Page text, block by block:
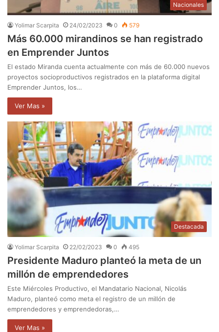
Nacionales
Yolimar Scarpita 24/02/2023 0 579
Más 60.000 mirandinos se han registrado
en Emprender Juntos
El estado Miranda cuenta actualmente con más de 60.000 nuevos
proyectos socioproductivos registrados en la plataforma digital
Emprender Juntos, los…
Ver Mas »
Destacada
Yolimar Scarpita 22/02/2023 0 495
Presidente Maduro planteó la meta de un
millón de emprendedores
Este Miércoles Productivo, el Mandatario Nacional, Nicolás
Maduro, planteó como meta el registro de un millón de
emprendedores y emprendedoras,…
Ver Mas »